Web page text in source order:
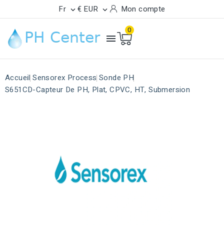
Fr  € EUR  Mon compte

0
Accueil Sensorex Process Sonde PH
S651CD-Capteur De PH, Plat, CPVC, HT, Submersion